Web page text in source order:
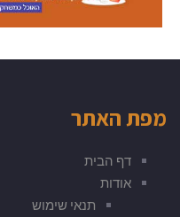
מפת האתר
דף הבית
אודות
תנאי שימוש